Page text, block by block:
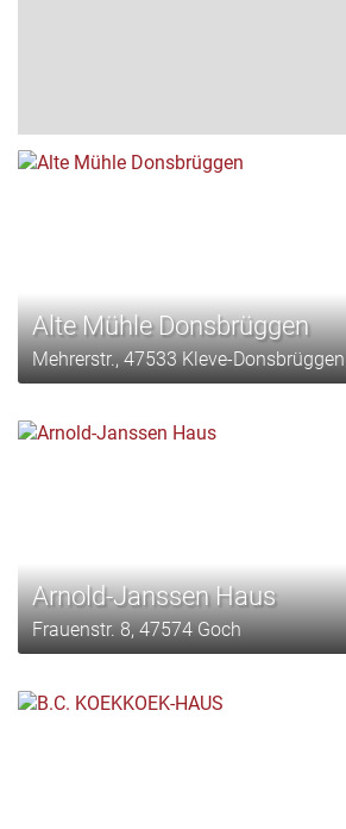
Alte Mühle Donsbrüggen
Mehrerstr., 47533 Kleve-Donsbrüggen
Arnold-Janssen Haus
Frauenstr. 8, 47574 Goch